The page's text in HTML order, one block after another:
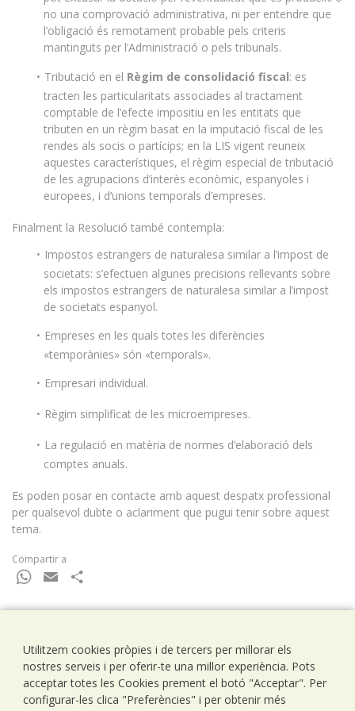
no una comprovació administrativa, ni per entendre que
l’obligació és remotament probable pels criteris
mantinguts per l’Administració o pels tribunals.
Tributació en el Règim de consolidació fiscal: es
tracten les particularitats associades al tractament
comptable de l’efecte impositiu en les entitats que
tributen en un règim basat en la imputació fiscal de les
rendes als socis o partícips; en la LIS vigent reuneix
aquestes característiques, el règim especial de tributació
de les agrupacions d’interès econòmic, espanyoles i
europees, i d’unions temporals d’empreses.
Finalment la Resolució també contempla:
Impostos estrangers de naturalesa similar a l’impost de
societats: s’efectuen algunes precisions rellevants sobre
els impostos estrangers de naturalesa similar a l’impost
de societats espanyol.
Empreses en les quals totes les diferències
«temporànies» són «temporals».
Empresari individual.
Règim simplificat de les microempreses.
La regulació en matèria de normes d’elaboració dels
comptes anuals.
Es poden posar en contacte amb aquest despatx professional
per qualsevol dubte o aclariment que pugui tenir sobre aquest
tema.
Compartir a
WhatsApp
Email
Ramells Ramoneda
Assessors - Consultors
C/ Balmes 203, 1º 1ª
08006 Barcelona
Utilitzem cookies pròpies i de tercers per millorar els
nostres serveis i per oferir-te una millor experiència. Pots
acceptar totes les Cookies prement el botó "Acceptar". Per
configurar-les clica "Preferències" i per obtenir més